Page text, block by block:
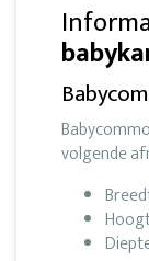
volgende